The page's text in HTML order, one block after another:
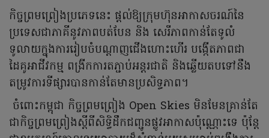
កិច្ចព្រមព្រៀងប្រភេទនេះ ផ្តល់ឱ្យក្រុមហ៊ុនអាកាសចរណ៍នៃ
ប្រទេសជាភាគីនូវភាពបត់បែន និង សេរីភាពកាន់តែទូលំ
ទូលាយក្នុងការរៀបចំបណ្តាញជើងហោះហើរ បង្កើតភាពជា
ដៃគូអាជីវកម្ម ពង្រីកការតភ្ជាប់អន្តរជាតិ និងឆ្លើយតបទៅនឹង
តម្រូវការទីផ្សារបានកាន់តែមានប្រសិទ្ធភាព។
ចំពោះកម្ពុជា កិច្ចព្រមព្រៀង Open Skies មិនមែនគ្រាន់តែ
ជាកិច្ចព្រមព្រៀងស្តីពីសិទ្ធិដឹកជញ្ជូនផ្លូវអាកាសប៉ុណ្ណោះទេ ប៉ុន្តែ